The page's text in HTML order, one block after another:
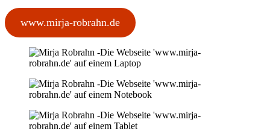
www.mirja-robrahn.de